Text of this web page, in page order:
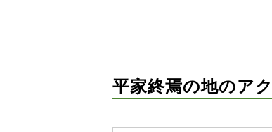
平家終焉の地のア